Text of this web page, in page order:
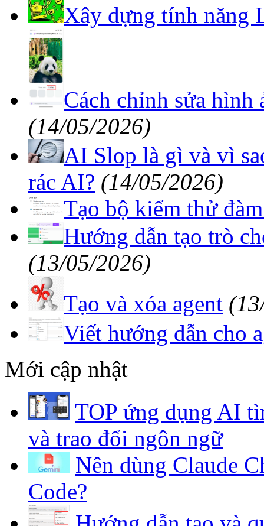
Xây dựng tính năng
Cách chỉnh sửa hình
(14/05/2026)
AI Slop là gì và vì
rác AI? (14/05/2026)
Tạo bộ kiểm thử
Hướng dẫn tạo trò
(13/05/2026)
Tạo và xóa agent
Viết hướng dẫn cho
Mới cập nhật
TOP ứng dụng AI
và trao đổi ngôn ngữ
Nên dùng Claude
Code?